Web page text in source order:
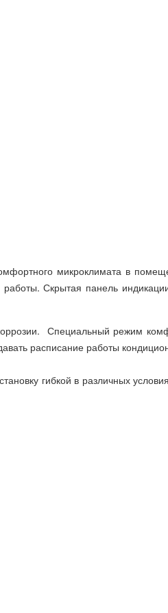
микроклимата в
Скрытая панель
Специальный режим
расписание работы
гибкой в различных